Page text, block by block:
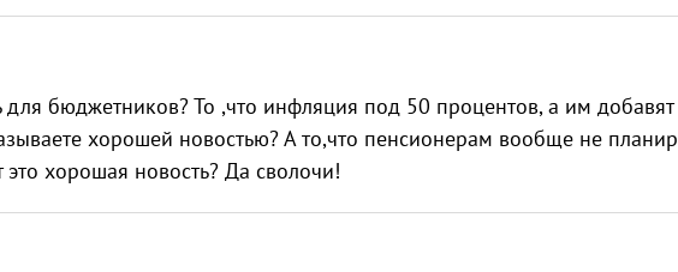
для бюджетников? То ,что инфляция под 50 процентов, а им
хорошей новостью? А то,что пенсионерам вообще не
хорошая новость? Да сволочи!